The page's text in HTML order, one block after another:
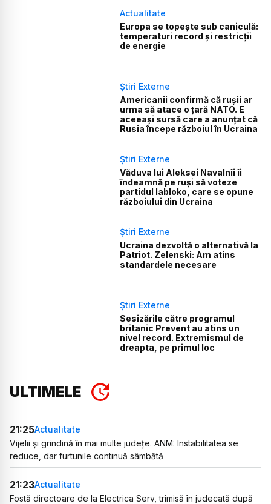
Actualitate
Europa se topește sub caniculă:
temperaturi record și restricții
de energie
Știri Externe
Americanii confirmă că rușii ar
urma să atace o țară NATO. E
aceeași sursă care a anunțat că
Rusia începe războiul în Ucraina
Știri Externe
Văduva lui Aleksei Navalnîi îi
îndeamnă pe ruși să voteze
partidul Iabloko, care se opune
războiului din Ucraina
Știri Externe
Ucraina dezvoltă o alternativă la
Patriot. Zelenski: Am atins
standardele necesare
Știri Externe
Sesizările către programul
britanic Prevent au atins un
nivel record. Extremismul de
dreapta, pe primul loc
ULTIMELE
21:25Actualitate
Vijelii și grindină în mai multe județe. ANM: Instabilitatea se
reduce, dar furtunile continuă sâmbătă
21:23Actualitate
Fostă directoare de la Electrica Serv, trimisă în judecată după